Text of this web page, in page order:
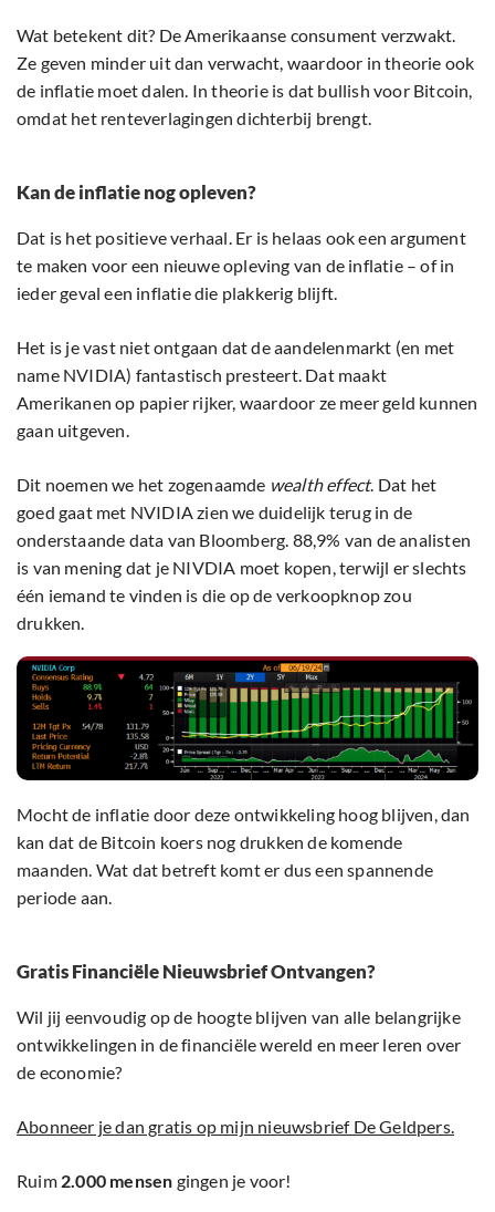
Wat betekent dit? De Amerikaanse consument verzwakt.
Ze geven minder uit dan verwacht, waardoor in theorie ook
de inflatie moet dalen. In theorie is dat bullish voor Bitcoin,
omdat het renteverlagingen dichterbij brengt.
Kan de inflatie nog opleven?
Dat is het positieve verhaal. Er is helaas ook een argument
te maken voor een nieuwe opleving van de inflatie – of in
ieder geval een inflatie die plakkerig blijft.
Het is je vast niet ontgaan dat de aandelenmarkt (en met
name NVIDIA) fantastisch presteert. Dat maakt
Amerikanen op papier rijker, waardoor ze meer geld kunnen
gaan uitgeven.
Dit noemen we het zogenaamde wealth effect. Dat het
goed gaat met NVIDIA zien we duidelijk terug in de
onderstaande data van Bloomberg. 88,9% van de analisten
is van mening dat je NIVDIA moet kopen, terwijl er slechts
één iemand te vinden is die op de verkoopknop zou
drukken.
Mocht de inflatie door deze ontwikkeling hoog blijven, dan
kan dat de Bitcoin koers nog drukken de komende
maanden. Wat dat betreft komt er dus een spannende
periode aan.
Gratis Financiële Nieuwsbrief Ontvangen?
Wil jij eenvoudig op de hoogte blijven van alle belangrijke
ontwikkelingen in de financiële wereld en meer leren over
de economie?
Abonneer je dan gratis op mijn nieuwsbrief De Geldpers.
Ruim 2.000 mensen gingen je voor!